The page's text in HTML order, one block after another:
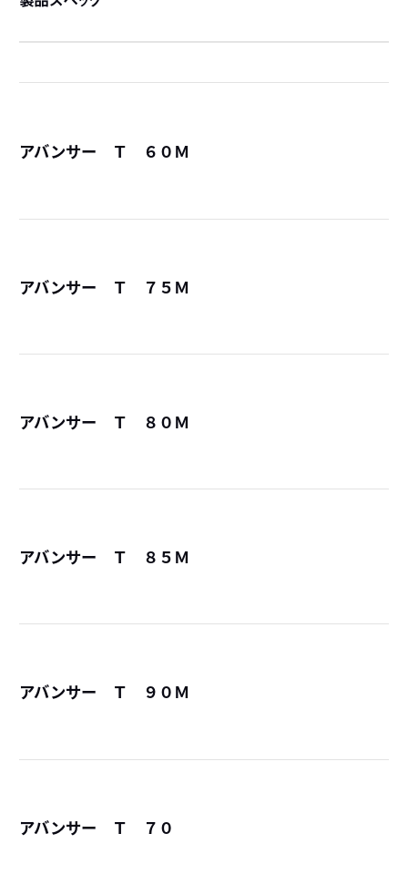
アバンサー Ｔ ６０Ｍ
アバンサー Ｔ ７５Ｍ
アバンサー Ｔ ８０Ｍ
アバンサー Ｔ ８５Ｍ
アバンサー Ｔ ９０Ｍ
アバンサー Ｔ ７０